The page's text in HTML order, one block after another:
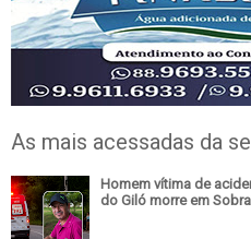
As mais acessadas da
Homem vítima de
do Giló morre em